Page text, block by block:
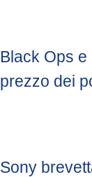
Black Ops e
prezzo dei
Sony